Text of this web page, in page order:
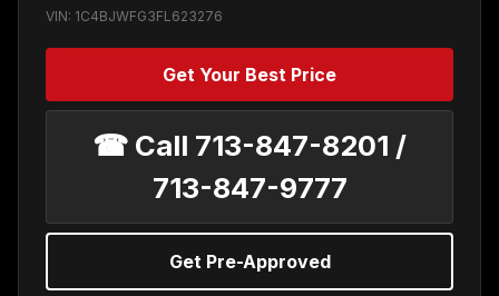
VIN: 1C4BJWFG3FL623276
Get Your Best Price
☎ Call 713-847-8201 /
713-847-9777
Get Pre-Approved